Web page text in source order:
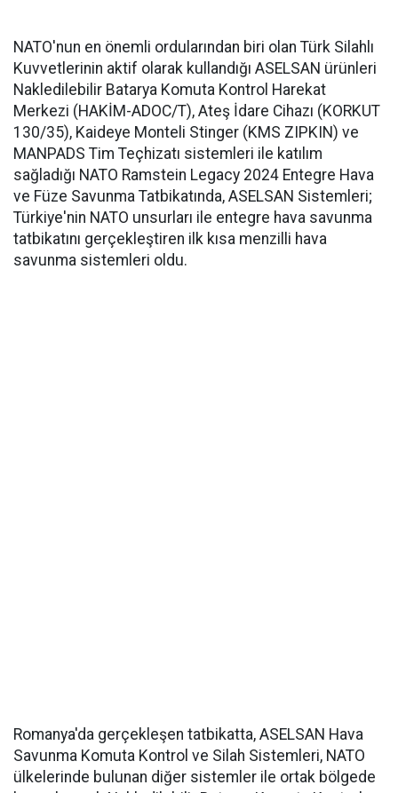
NATO'nun en önemli ordularından biri olan Türk Silahlı
Kuvvetlerinin aktif olarak kullandığı ASELSAN ürünleri
Nakledilebilir Batarya Komuta Kontrol Harekat
Merkezi (HAKİM-ADOC/T), Ateş İdare Cihazı (KORKUT
130/35), Kaideye Monteli Stinger (KMS ZIPKIN) ve
MANPADS Tim Teçhizatı sistemleri ile katılım
sağladığı NATO Ramstein Legacy 2024 Entegre Hava
ve Füze Savunma Tatbikatında, ASELSAN Sistemleri;
Türkiye'nin NATO unsurları ile entegre hava savunma
tatbikatını gerçekleştiren ilk kısa menzilli hava
savunma sistemleri oldu.
Romanya'da gerçekleşen tatbikatta, ASELSAN Hava
Savunma Komuta Kontrol ve Silah Sistemleri, NATO
ülkelerinde bulunan diğer sistemler ile ortak bölgede